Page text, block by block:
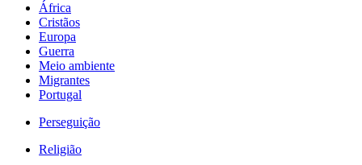
África
Cristãos
Europa
Guerra
Meio ambiente
Migrantes
Portugal
Perseguição
Religião